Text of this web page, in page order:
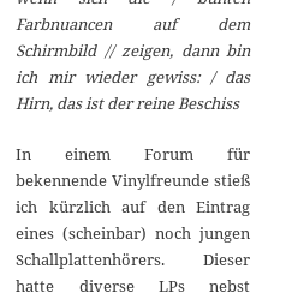
Farbnuancen auf dem
Schirmbild // zeigen, dann bin
ich mir wieder gewiss: / das
Hirn, das ist der reine Beschiss
In einem Forum für
bekennende Vinylfreunde stieß
ich kürzlich auf den Eintrag
eines (scheinbar) noch jungen
Schallplattenhörers. Dieser
hatte diverse LPs nebst